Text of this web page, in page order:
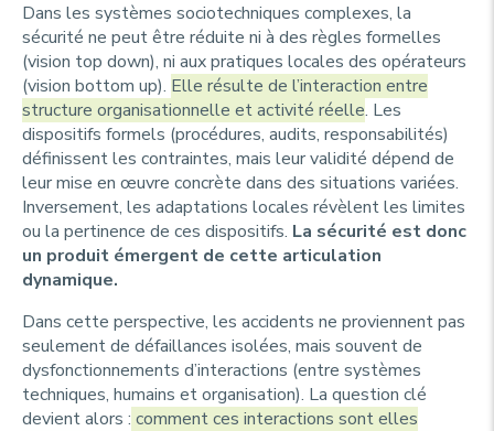
Dans les systèmes sociotechniques complexes, la
sécurité ne peut être réduite ni à des règles formelles
(vision top down), ni aux pratiques locales des opérateurs
(vision bottom up). Elle résulte de l’interaction entre
structure organisationnelle et activité réelle. Les
dispositifs formels (procédures, audits, responsabilités)
définissent les contraintes, mais leur validité dépend de
leur mise en œuvre concrète dans des situations variées.
Inversement, les adaptations locales révèlent les limites
ou la pertinence de ces dispositifs. La sécurité est donc
un produit émergent de cette articulation
dynamique.
Dans cette perspective, les accidents ne proviennent pas
seulement de défaillances isolées, mais souvent de
dysfonctionnements d’interactions (entre systèmes
techniques, humains et organisation). La question clé
devient alors : comment ces interactions sont elles